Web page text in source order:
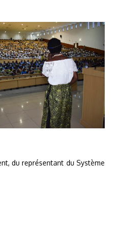
du représentant du Système